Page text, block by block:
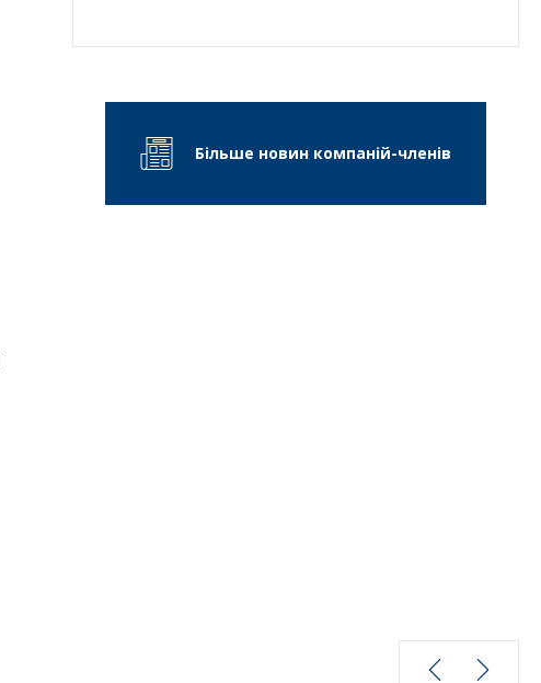
Більше новин компаній-членів